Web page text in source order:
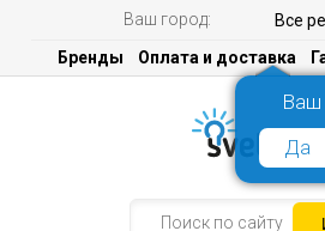
Ваш город: Все
Ваш
Да
Бренды Оплата и доставка